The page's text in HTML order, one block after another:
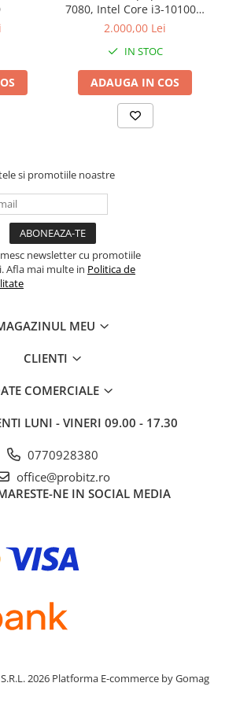
7080, Intel Core i3-10100T,
16 GB RAM, 512 GB SSD,
2.000,00 Lei
IN STOC
ADAUGA IN COS
si promotiile noastre
newsletter cu promotiile
Afla mai multe in Politica de
MEU
CLIENTI
COMERCIALE
LUNI - VINERI 09.00 - 17.30
0770928380
office@probitz.ro
NE IN SOCIAL MEDIA
2026 Platforma E-commerce by Gomag